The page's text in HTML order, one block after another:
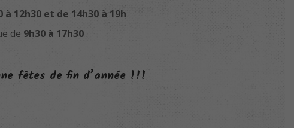
12h30 et de 14h30 à 19h
de 9h30 à 17h30 .
fêtes de fin d’année !!!